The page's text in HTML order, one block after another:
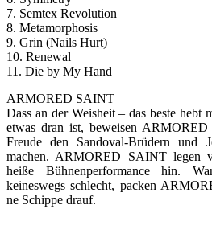
7. Semtex Revolution
8. Metamorphosis
9. Grin (Nails Hurt)
10. Renewal
11. Die by My Hand
ARMORED SAINT
Dass an der Weisheit – das beste hebt
etwas dran ist, beweisen
Freude den Sandoval-Brüdern und
machen. ARMORED SAINT legen
heiße Bühnenperformance hin.
keineswegs schlecht, packen
ne Schippe drauf.